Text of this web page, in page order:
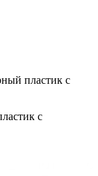
пластик с
с